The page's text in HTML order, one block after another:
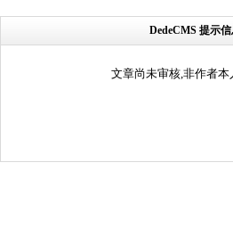
DedeCMS 提示信
文章尚未审核,非作者本